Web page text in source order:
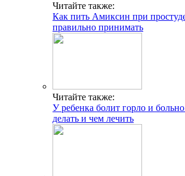
Читайте также:
Как пить Амиксин при
правильно принимать
Читайте также:
У ребенка болит горло и больно
делать и чем лечить